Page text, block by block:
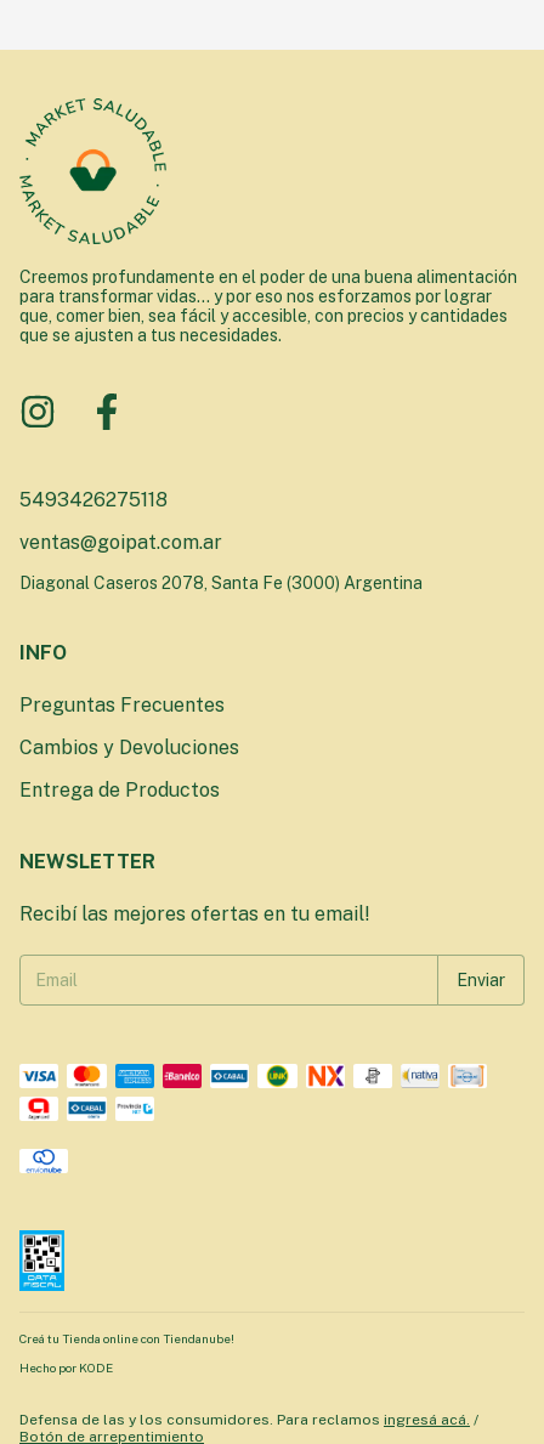
Creemos profundamente en el poder de una buena alimentación
para transformar vidas... y por eso nos esforzamos por lograr
que, comer bien, sea fácil y accesible, con precios y cantidades
que se ajusten a tus necesidades.
5493426275118
ventas@goipat.com.ar
Diagonal Caseros 2078, Santa Fe (3000) Argentina
INFO
Preguntas Frecuentes
Cambios y Devoluciones
Entrega de Productos
NEWSLETTER
Recibí las mejores ofertas en tu email!
Creá tu Tienda online con Tiendanube!
Hecho por KODE
Defensa de las y los consumidores. Para reclamos ingresá acá. /
Botón de arrepentimiento